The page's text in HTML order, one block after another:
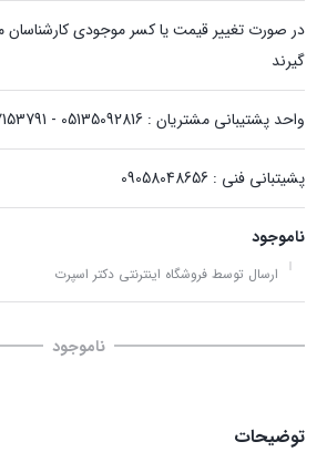
در صورت تغییر قیمت یا کسر موجودی کارشناسان
گیرند
واحد پشتیبانی مشتریان : 05135092816 - 09157153791
پشیتبانی فنی : 09058048656
ناموجود
ارسال توسط فروشگاه اینترنتی دکتر اسپرت
ناموجود
توضیحات